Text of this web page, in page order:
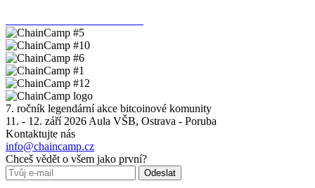
7. ročník legendární akce bitcoinové komunity
11. - 12. září 2026 Aula VŠB, Ostrava - Poruba
Kontaktujte nás
info@chaincamp.cz
Chceš vědět o všem jako první?
Odeslat